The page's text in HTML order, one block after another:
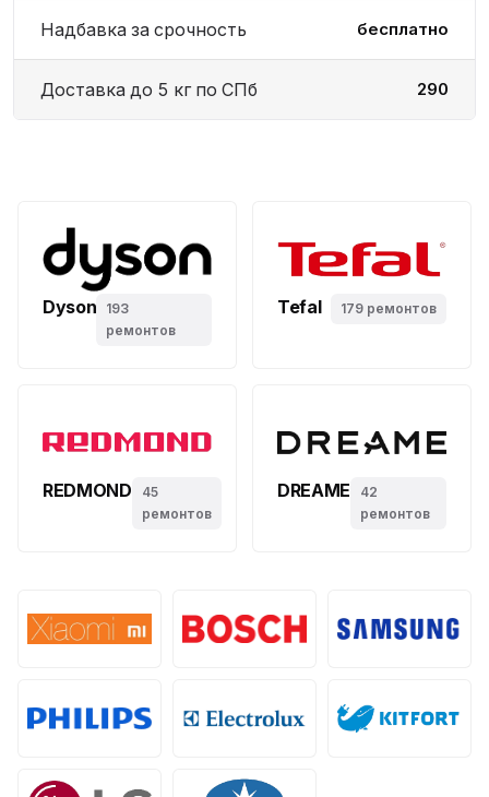
Надбавка за срочность бесплатно
Доставка до 5 кг по СПб 290
Dyson
193
ремонтов
Tefal 179 ремонтов
REDMOND
45
ремонтов
DREAME
42
ремонтов